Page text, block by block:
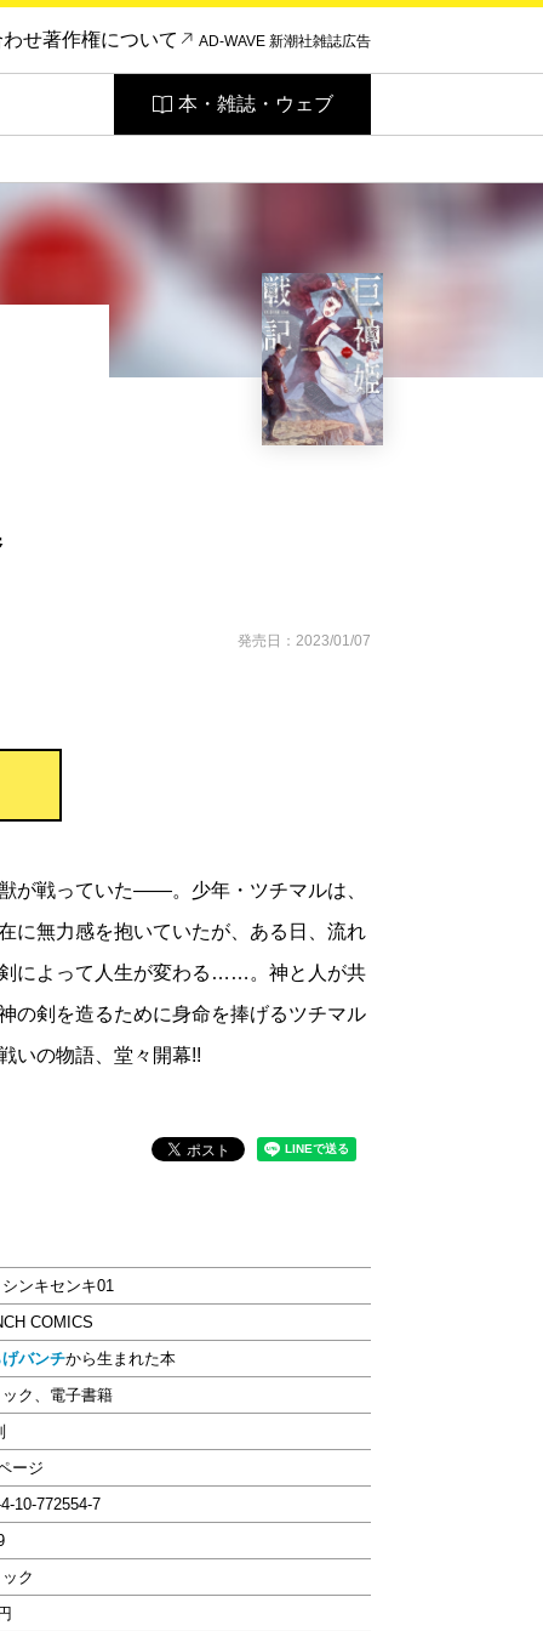
わせ著作権について AD-WAVE 新潮社雑誌広告
本・雑誌・ウェブ
発売日：2023/01/07
が戦っていた――。少年・ツチマルは、
に無力感を抱いていたが、ある日、流れ
によって人生が変わる……。神と人が共
の剣を造るために身命を捧げるツチマル
いの物語、堂々開幕!!
シンキセンキ01
COMICS
げバンチから生まれた本
ック、電子書籍
ージ
10-772554-7
ク